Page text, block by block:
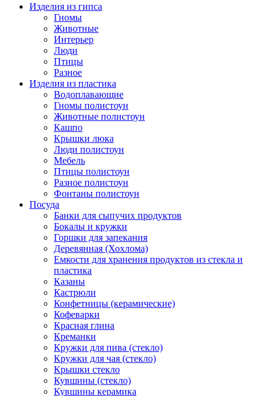
Изделия из гипса
Гномы
Животные
Интерьер
Люди
Птицы
Разное
Изделия из пластика
Водоплавающие
Гномы полистоун
Животные полистоун
Кашпо
Крышки люка
Люди полистоун
Мебель
Птицы полистоун
Разное полистоун
Фонтаны полистоун
Посуда
Банки для сыпучих продуктов
Бокалы и кружки
Горшки для запекания
Деревянная (Хохлома)
Емкости для хранения продуктов из стекла и
пластика
Казаны
Кастрюли
Конфетницы (керамические)
Кофеварки
Красная глина
Креманки
Кружки для пива (стекло)
Кружки для чая (стекло)
Крышки стекло
Кувшины (стекло)
Кувшины керамика